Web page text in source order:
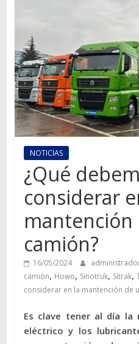
motos,
información
del
mundo
del
transporte
NOTICIAS
¿Qué
considerar
mantención
camión?
16/05/2024
camión, Howo, Sinotruk, Sitrak,
considerar en la mantención de
Es clave tener al día la
eléctrico y los